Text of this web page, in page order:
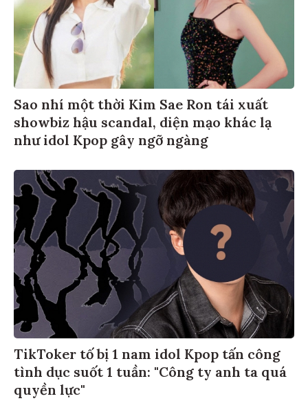
Sao nhí một thời Kim Sae Ron tái xuất
showbiz hậu scandal, diện mạo khác lạ
như idol Kpop gây ngỡ ngàng
TikToker tố bị 1 nam idol Kpop tấn công
tình dục suốt 1 tuần: "Công ty anh ta quá
quyền lực"